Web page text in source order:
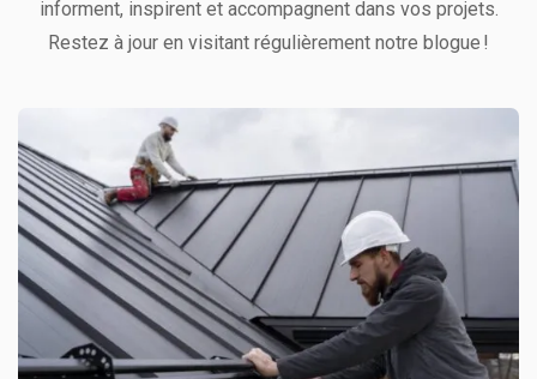
informent, inspirent et accompagnent dans vos projets.
Restez à jour en visitant régulièrement notre blogue !